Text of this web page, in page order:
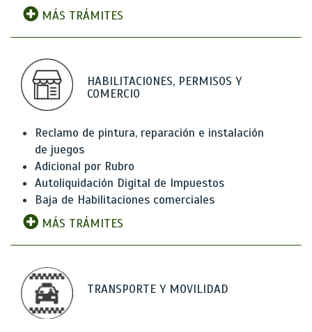
MÁS TRÁMITES
HABILITACIONES, PERMISOS Y
COMERCIO
Reclamo de pintura, reparación e instalación
de juegos
Adicional por Rubro
Autoliquidación Digital de Impuestos
Baja de Habilitaciones comerciales
MÁS TRÁMITES
TRANSPORTE Y MOVILIDAD